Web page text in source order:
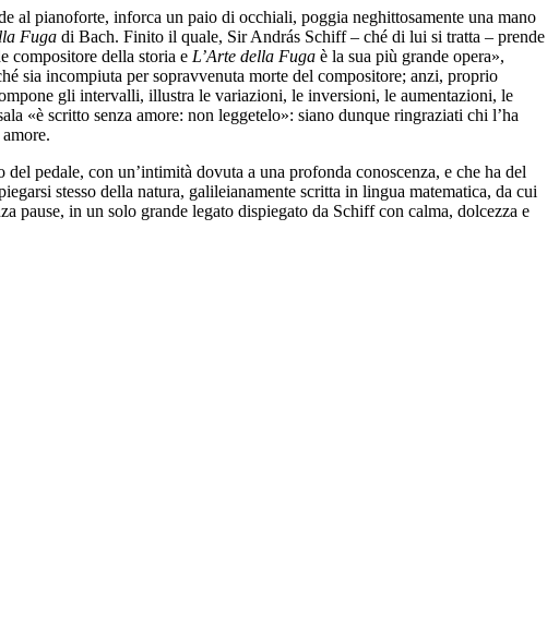
al pianoforte, inforca un paio di occhiali, poggia neghittosamente una mano
Fuga di Bach. Finito il quale, Sir András Schiff – ché di lui si tratta – prende
compositore della storia e L’Arte della Fuga è la sua più grande opera»,
sia incompiuta per sopravvenuta morte del compositore; anzi, proprio
gli intervalli, illustra le variazioni, le inversioni, le aumentazioni, le
«è scritto senza amore: non leggetelo»: siano dunque ringraziati chi l’ha
pedale, con un’intimità dovuta a una profonda conoscenza, e che ha del
stesso della natura, galileianamente scritta in lingua matematica, da cui
pause, in un solo grande legato dispiegato da Schiff con calma, dolcezza e